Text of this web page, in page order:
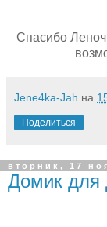
Спасибо
Jene4ka-Jah на
Поделиться
вторник, 17
Домик для